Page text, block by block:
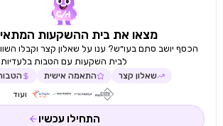
מצאו את בית ההשקעות
הכסף יושב סתם בעו״ש? ענו על שאלון קצר וקבלו
לבית השקעות עם הטבות בלעדיות
שאלון קצר התאמה אישית
ועוד
התחילו עכשיו